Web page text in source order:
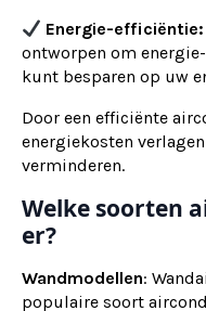
Energie-efficiëntie:
ontworpen om
kunt besparen op uw
Door een efficiënte
energiekosten
verminderen.
Welke soorten
er?
Wandmodellen:
populaire soort